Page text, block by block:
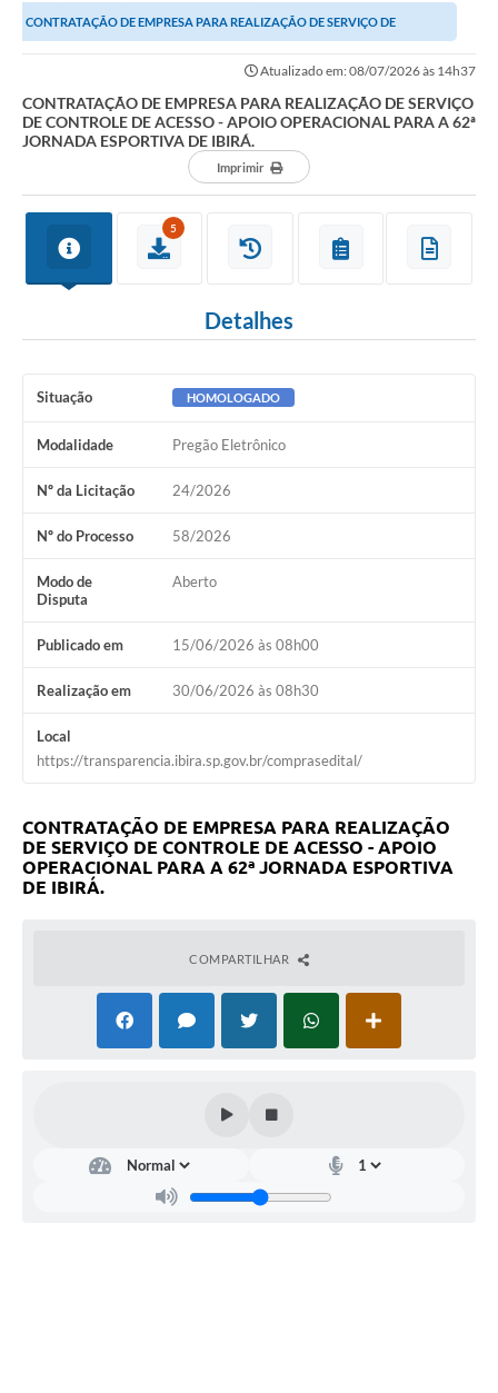
CONTRATAÇÃO DE EMPRESA PARA REALIZAÇÃO DE SERVIÇO DE
Atualizado em: 08/07/2026 às 14h37
CONTRATAÇÃO DE EMPRESA PARA REALIZAÇÃO DE SERVIÇO
DE CONTROLE DE ACESSO - APOIO OPERACIONAL PARA A 62ª
JORNADA ESPORTIVA DE IBIRÁ.
Imprimir
5
Detalhes
Situação HOMOLOGADO
Modalidade Pregão Eletrônico
Nº da Licitação 24/2026
Nº do Processo 58/2026
Modo de
Disputa
Aberto
Publicado em 15/06/2026 às 08h00
Realização em 30/06/2026 às 08h30
Local
https://transparencia.ibira.sp.gov.br/comprasedital/
CONTRATAÇÃO DE EMPRESA PARA REALIZAÇÃO
DE SERVIÇO DE CONTROLE DE ACESSO - APOIO
OPERACIONAL PARA A 62ª JORNADA ESPORTIVA
DE IBIRÁ.
COMPARTILHAR